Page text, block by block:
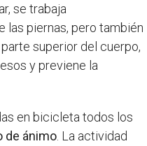
se trabaja
las piernas, pero también
superior del cuerpo,
y previene la
en bicicleta todos los
de ánimo . La actividad